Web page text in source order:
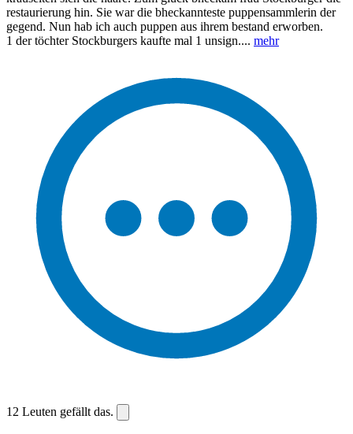
restaurierung hin. Sie war die bheckannteste puppensammlerin der
gegend. Nun hab ich auch puppen aus ihrem bestand erworben.
1 der töchter Stockburgers kaufte mal 1 unsign.... mehr
12 Leuten gefällt das.